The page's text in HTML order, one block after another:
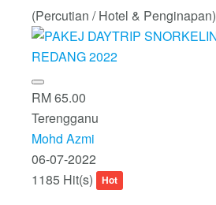
(Percutian / Hotel & Penginapan)
RM 65.00
Terengganu
Mohd Azmi
06-07-2022
1185 Hit(s)
Hot